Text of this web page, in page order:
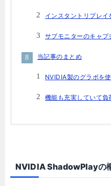
インスタントリプレ
サブモニターのキャプ
当記事のまとめ
NVIDIA製のグラボを
機能も充実していて
NVIDIA ShadowPlayの